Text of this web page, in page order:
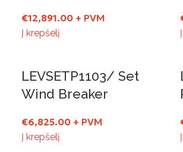
€12,891.00+ PVM
Į krepšelį
LEVSETP1103/ Set
Wind Breaker
€6,825.00+ PVM
Į krepšelį